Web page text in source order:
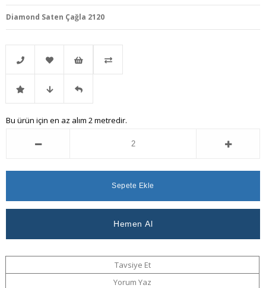
Diamond Saten Çağla 2120
Telefonla
Sipariş
Favorilere
Ekle
İstek
Listeme
İndirimli Fiyat
Ver
Gelince
Bu ürün için en az alım 2 metredir.
Tavsiye Et
Yorum Yaz